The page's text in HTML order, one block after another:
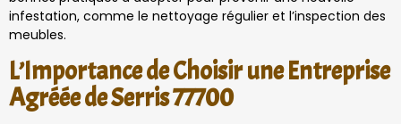
infestation, comme le nettoyage régulier et l’inspection des
meubles.
L’Importance de Choisir une Entreprise
Agréée de Serris 77700